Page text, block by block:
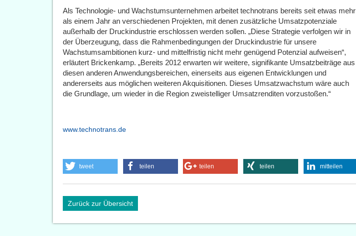
Als Technologie- und Wachstumsunternehmen arbeitet technotrans bereits seit etwas mehr
als einem Jahr an verschiedenen Projekten, mit denen zusätzliche Umsatzpotenziale
außerhalb der Druckindustrie erschlossen werden sollen. „Diese Strategie verfolgen wir in
der Überzeugung, dass die Rahmenbedingungen der Druckindustrie für unsere
Wachstumsambitionen kurz- und mittelfristig nicht mehr genügend Potenzial aufweisen“,
erläutert Brickenkamp. „Bereits 2012 erwarten wir weitere, signifikante Umsatzbeiträge aus
diesen anderen Anwendungsbereichen, einerseits aus eigenen Entwicklungen und
andererseits aus möglichen weiteren Akquisitionen. Dieses Umsatzwachstum wäre auch
die Grundlage, um wieder in die Region zweistelliger Umsatzrenditen vorzustoßen.“
www.technotrans.de
tweet teilen teilen teilen mitteilen
Zurück zur Übersicht